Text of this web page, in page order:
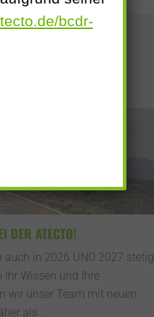
DER ATECTO!
in 2026 UND 2027 stetig
Ihr Wissen und Ihre
wir unser Team mit neuen
als ...
bcdr-